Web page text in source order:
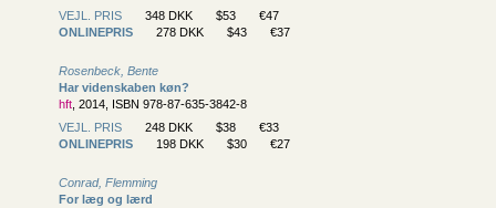
VEJL. PRIS
348 DKK $53
€47
ONLINEPRIS
278 DKK $43 €37
Rosenbeck, Bente
Har videnskaben køn?
hft , 2014, ISBN 978-87-635-3842-8
VEJL. PRIS
248 DKK $38
€33
ONLINEPRIS
198 DKK $30 €27
Conrad, Flemming
For læg og lærd